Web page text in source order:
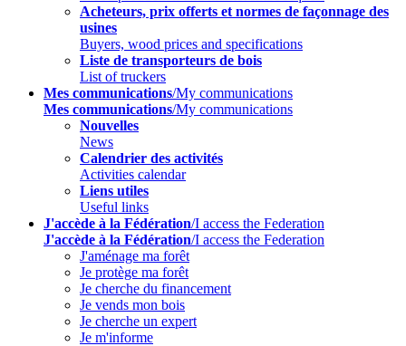
Acheteurs, prix offerts et normes de façonnage des
usines
Buyers, wood prices and specifications
Liste de transporteurs de bois
List of truckers
Mes communications/My communications
Mes communications/My communications
Nouvelles
News
Calendrier des activités
Activities calendar
Liens utiles
Useful links
J'accède à la Fédération/I access the Federation
J'accède à la Fédération/I access the Federation
J'aménage ma forêt
Je protège ma forêt
Je cherche du financement
Je vends mon bois
Je cherche un expert
Je m'informe